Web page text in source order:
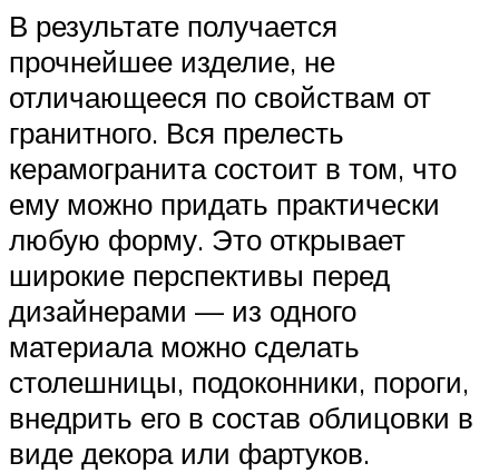
В результате получается
прочнейшее изделие, не
отличающееся по свойствам от
гранитного. Вся прелесть
керамогранита состоит в том, что
ему можно придать практически
любую форму. Это открывает
широкие перспективы перед
дизайнерами — из одного
материала можно сделать
столешницы, подоконники, пороги,
внедрить его в состав облицовки в
виде декора или фартуков.